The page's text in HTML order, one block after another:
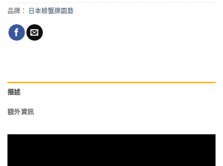
品牌：
日本螃蟹牌園藝
描述
額外資訊